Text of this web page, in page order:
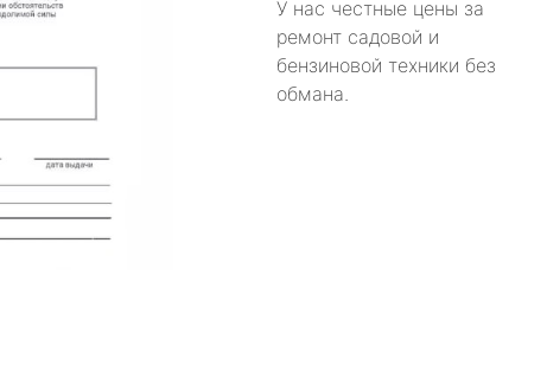
У нас честные цены за
ремонт садовой и
бензиновой техники без
обмана.